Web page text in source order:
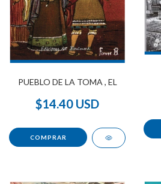
PUEBLO DE LA TOMA , EL
$14.40 USD